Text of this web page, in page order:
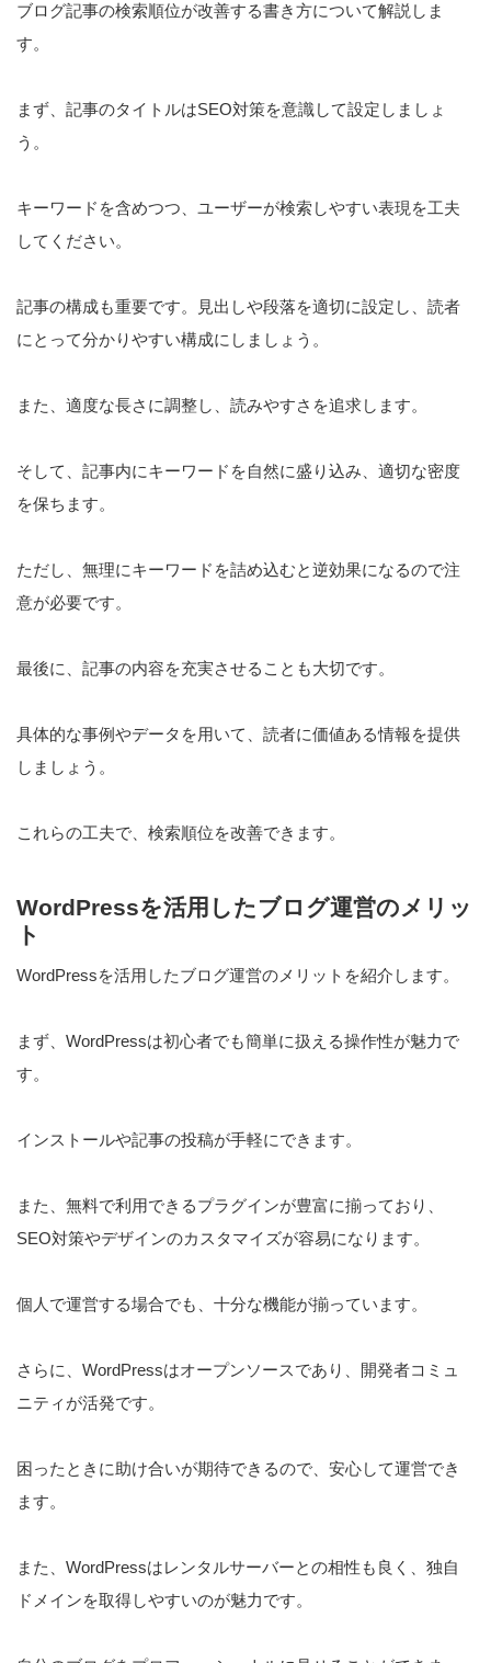
ブログ記事の検索順位が改善する書き方について解説しま
す。
まず、記事のタイトルはSEO対策を意識して設定しましょ
う。
キーワードを含めつつ、ユーザーが検索しやすい表現を工夫
してください。
記事の構成も重要です。見出しや段落を適切に設定し、読者
にとって分かりやすい構成にしましょう。
また、適度な長さに調整し、読みやすさを追求します。
そして、記事内にキーワードを自然に盛り込み、適切な密度
を保ちます。
ただし、無理にキーワードを詰め込むと逆効果になるので注
意が必要です。
最後に、記事の内容を充実させることも大切です。
具体的な事例やデータを用いて、読者に価値ある情報を提供
しましょう。
これらの工夫で、検索順位を改善できます。
WordPressを活用したブログ運営のメリッ
ト
WordPressを活用したブログ運営のメリットを紹介します。
まず、WordPressは初心者でも簡単に扱える操作性が魅力で
す。
インストールや記事の投稿が手軽にできます。
また、無料で利用できるプラグインが豊富に揃っており、
SEO対策やデザインのカスタマイズが容易になります。
個人で運営する場合でも、十分な機能が揃っています。
さらに、WordPressはオープンソースであり、開発者コミュ
ニティが活発です。
困ったときに助け合いが期待できるので、安心して運営でき
ます。
また、WordPressはレンタルサーバーとの相性も良く、独自
ドメインを取得しやすいのが魅力です。